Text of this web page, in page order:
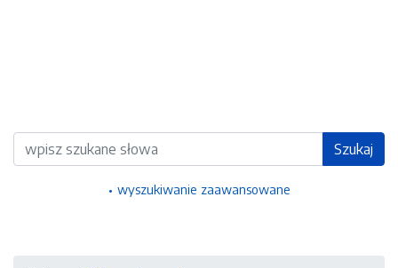
Wyszukiwarka Szukaj
wyszukiwanie zaawansowane